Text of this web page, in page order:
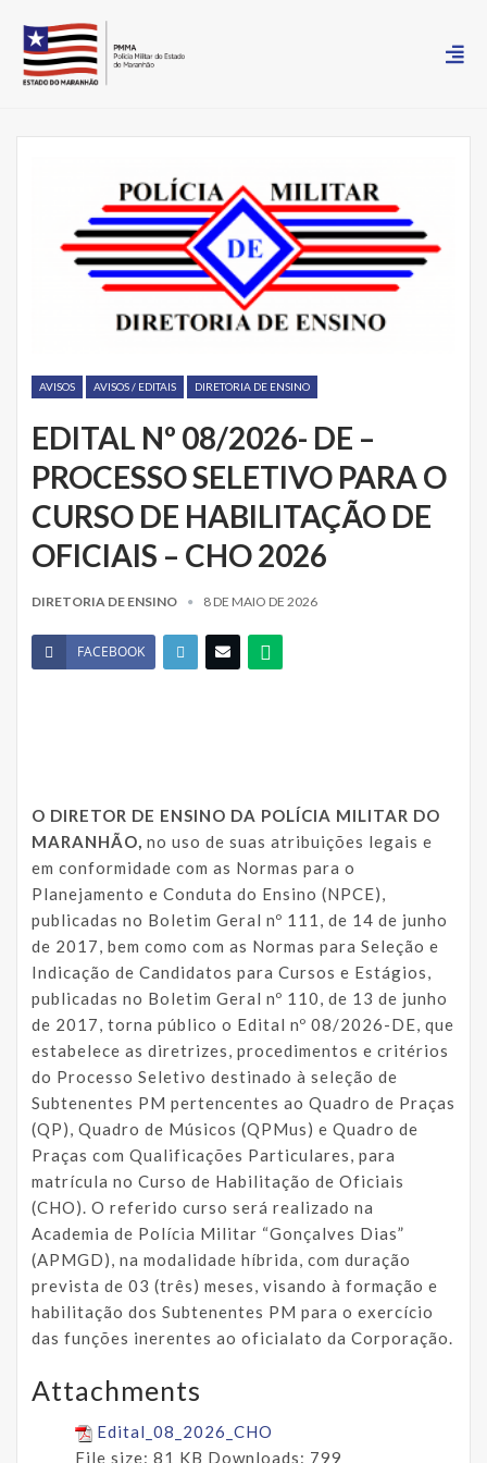
AVISOS AVISOS / EDITAIS DIRETORIA DE ENSINO
EDITAL Nº 08/2026- DE –
PROCESSO SELETIVO PARA O
CURSO DE HABILITAÇÃO DE
OFICIAIS – CHO 2026
DIRETORIA DE ENSINO 8 DE MAIO DE 2026
FACEBOOK
O DIRETOR DE ENSINO DA POLÍCIA MILITAR DO
MARANHÃO, no uso de suas atribuições legais e
em conformidade com as Normas para o
Planejamento e Conduta do Ensino (NPCE),
publicadas no Boletim Geral nº 111, de 14 de junho
de 2017, bem como com as Normas para Seleção e
Indicação de Candidatos para Cursos e Estágios,
publicadas no Boletim Geral nº 110, de 13 de junho
de 2017, torna público o Edital nº 08/2026-DE, que
estabelece as diretrizes, procedimentos e critérios
do Processo Seletivo destinado à seleção de
Subtenentes PM pertencentes ao Quadro de Praças
(QP), Quadro de Músicos (QPMus) e Quadro de
Praças com Qualificações Particulares, para
matrícula no Curso de Habilitação de Oficiais
(CHO). O referido curso será realizado na
Academia de Polícia Militar “Gonçalves Dias”
(APMGD), na modalidade híbrida, com duração
prevista de 03 (três) meses, visando à formação e
habilitação dos Subtenentes PM para o exercício
das funções inerentes ao oficialato da Corporação.
Attachments
Edital_08_2026_CHO
File size: 81 KB Downloads: 799